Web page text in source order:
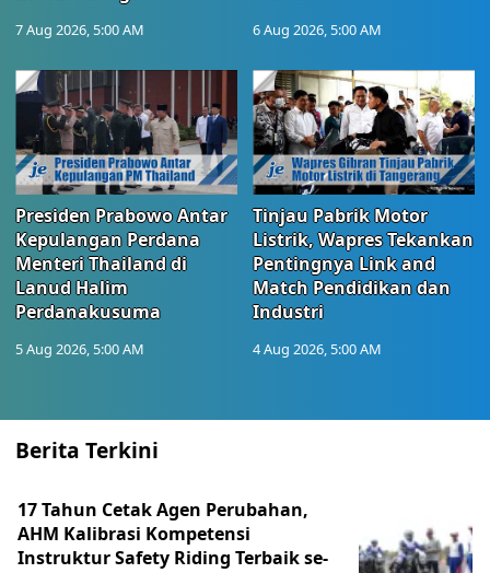
7 Aug 2026, 5:00 AM 6 Aug 2026, 5:00 AM
Presiden Prabowo Antar
Kepulangan Perdana
Menteri Thailand di
Lanud Halim
Perdanakusuma
5 Aug 2026, 5:00 AM
Tinjau Pabrik Motor
Listrik, Wapres Tekankan
Pentingnya Link and
Match Pendidikan dan
Industri
4 Aug 2026, 5:00 AM
Berita Terkini
17 Tahun Cetak Agen Perubahan,
AHM Kalibrasi Kompetensi
Instruktur Safety Riding Terbaik se-